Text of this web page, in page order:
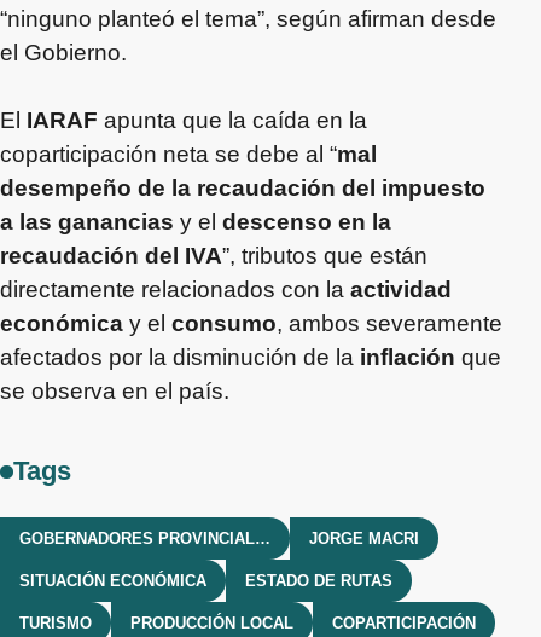
“ninguno planteó el tema”, según afirman desde
el Gobierno.
El IARAF apunta que la caída en la
coparticipación neta se debe al “mal
desempeño de la recaudación del impuesto
a las ganancias y el descenso en la
recaudación del IVA”, tributos que están
directamente relacionados con la actividad
económica y el consumo, ambos severamente
afectados por la disminución de la inflación que
se observa en el país.
Tags
GOBERNADORES PROVINCIALES JORGE MACRI
SITUACIÓN ECONÓMICA ESTADO DE RUTAS
TURISMO PRODUCCIÓN LOCAL COPARTICIPACIÓN